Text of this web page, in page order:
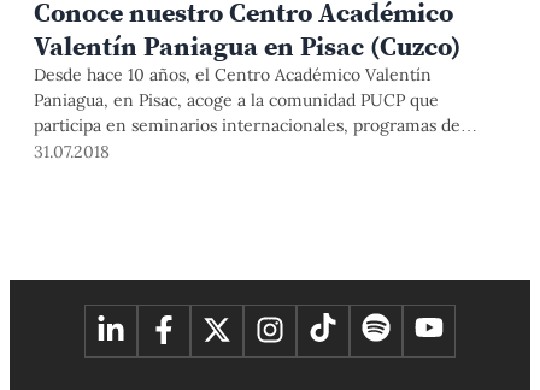
Conoce nuestro Centro Académico
Valentín Paniagua en Pisac (Cuzco)
Desde hace 10 años, el Centro Académico Valentín
Paniagua, en Pisac, acoge a la comunidad PUCP que
participa en seminarios internacionales, programas de
investigación, cursos de idioma español, entre otras
31.07.2018